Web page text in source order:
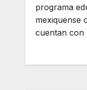
programa
mexiquense
cuentan con